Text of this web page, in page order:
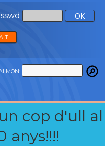
cop d'ull al
anys!!!!